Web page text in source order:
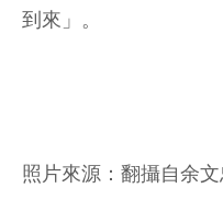
到來」。
照片來源：翻攝自余